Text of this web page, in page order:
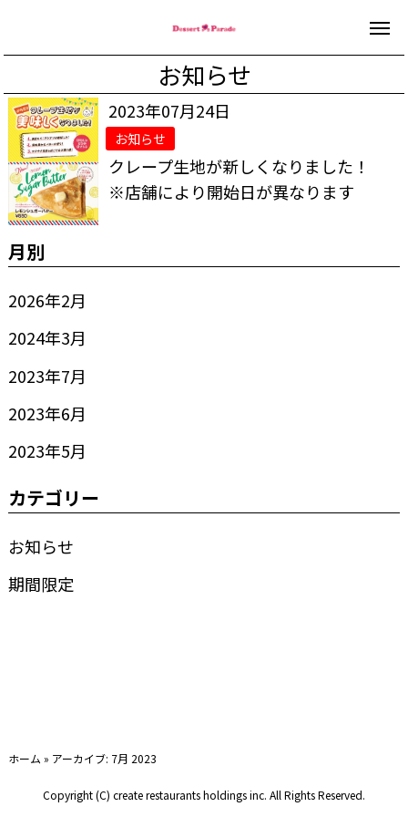
お知らせ
2023年07月24日
お知らせ
クレープ生地が新しくなりました！
※店舗により開始日が異なります
月別
2026年2月
2024年3月
2023年7月
2023年6月
2023年5月
カテゴリー
お知らせ
期間限定
ホーム » アーカイブ: 7月 2023
Copyright (C) create restaurants holdings inc. All Rights Reserved.